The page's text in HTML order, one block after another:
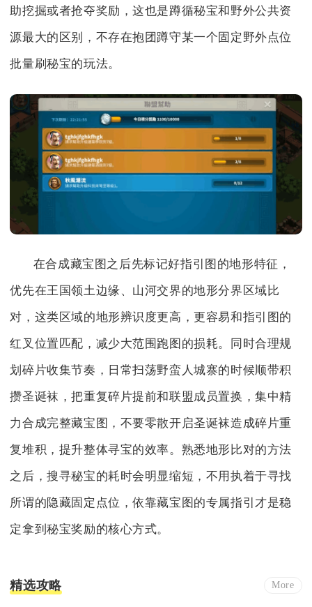
助挖掘或者抢夺奖励，这也是蹲循秘宝和野外公共资
源最大的区别，不存在抱团蹲守某一个固定野外点位
批量刷秘宝的玩法。
在合成藏宝图之后先标记好指引图的地形特征，
优先在王国领土边缘、山河交界的地形分界区域比
对，这类区域的地形辨识度更高，更容易和指引图的
红叉位置匹配，减少大范围跑图的损耗。同时合理规
划碎片收集节奏，日常扫荡野蛮人城寨的时候顺带积
攒圣诞袜，把重复碎片提前和联盟成员置换，集中精
力合成完整藏宝图，不要零散开启圣诞袜造成碎片重
复堆积，提升整体寻宝的效率。熟悉地形比对的方法
之后，搜寻秘宝的耗时会明显缩短，不用执着于寻找
所谓的隐藏固定点位，依靠藏宝图的专属指引才是稳
定拿到秘宝奖励的核心方式。
精选攻略 More